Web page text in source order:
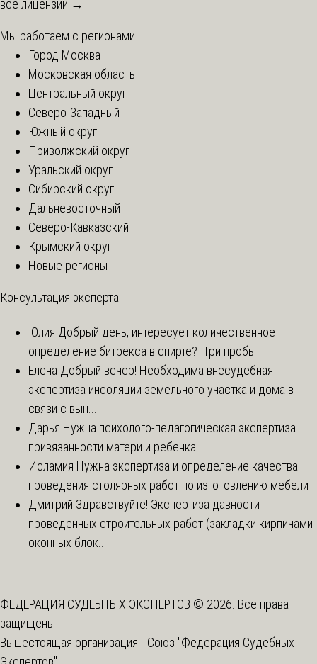
все лицензии →
Мы работаем с регионами
Город Москва
Московская область
Центральный округ
Северо-Западный
Южный округ
Приволжский округ
Уральский округ
Сибирский округ
Дальневосточный
Северо-Кавказский
Крымский округ
Новые регионы
Консультация эксперта
Юлия Добрый день, интересует количественное
определение битрекса в спирте? Три пробы
Елена Добрый вечер! Необходима внесудебная
экспертиза инсоляции земельного участка и дома в
связи с вын...
Дарья Нужна психолого-педагогическая экспертиза
привязанности матери и ребенка
Исламия Нужна экспертиза и определение качества
проведения столярных работ по изготовлению мебели
Дмитрий Здравствуйте! Экспертиза давности
проведенных строительных работ (закладки кирпичами
оконных блок...
ФЕДЕРАЦИЯ СУДЕБНЫХ ЭКСПЕРТОВ © 2026. Все права
защищены
Вышестоящая организация - Союз "Федерация Судебных